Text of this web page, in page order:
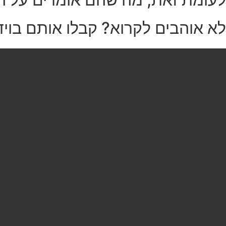
לא אוהבים לקרוא? קבלו אותם